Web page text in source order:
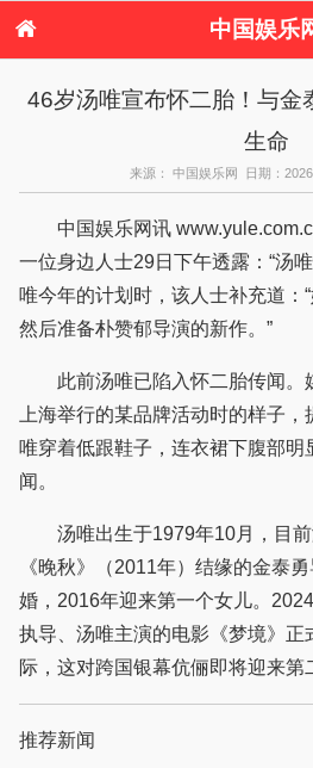
中国娱乐
电视剧
演唱会
46岁汤唯宣布怀二胎！与金
生命
来源： 中国娱乐网 日期：
中国娱乐网讯 www.yule.com.cn 汤唯与金泰勇夫
一位身边人士29日下午透露：“汤
唯今年的计划时，该人士补充道：
然后准备朴赞郁导演的新作。”
此前汤唯已陷入怀二胎传闻。
上海举行的某品牌活动时的样子
唯穿着低跟鞋子，连衣裙下腹部
闻。
汤唯出生于1979年10月，目前
《晚秋》（2011年）结缘的金泰
婚，2016年迎来第一个女儿。
执导、汤唯主演的电影《梦境》正
际，这对跨国银幕伉俪即将迎来第
推荐新闻